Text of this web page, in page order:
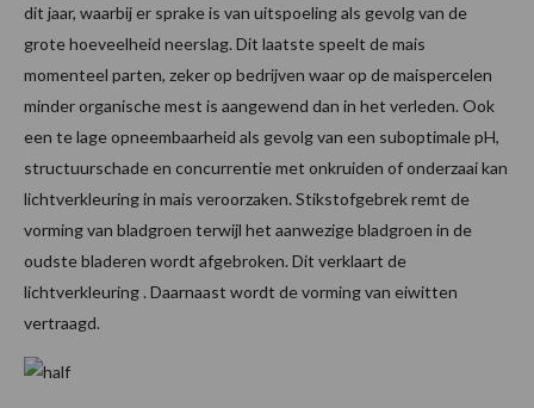
dit jaar, waarbij er sprake is van uitspoeling als gevolg van de
grote hoeveelheid neerslag. Dit laatste speelt de mais
momenteel parten, zeker op bedrijven waar op de maispercelen
minder organische mest is aangewend dan in het verleden. Ook
een te lage opneembaarheid als gevolg van een suboptimale pH,
structuurschade en concurrentie met onkruiden of onderzaai kan
lichtverkleuring in mais veroorzaken. Stikstofgebrek remt de
vorming van bladgroen terwijl het aanwezige bladgroen in de
oudste bladeren wordt afgebroken. Dit verklaart de
lichtverkleuring . Daarnaast wordt de vorming van eiwitten
vertraagd.